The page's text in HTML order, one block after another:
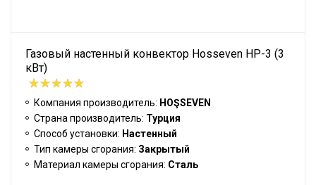
Газовый настенный конвектор Hosseven HP-3 (3
кВт)
Компания производитель: HOŞSEVEN
Страна производитель: Турция
Способ установки: Настенный
Тип камеры сгорания: Закрытый
Материал камеры сгорания: Сталь